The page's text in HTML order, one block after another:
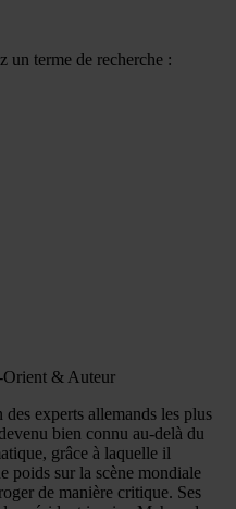
un terme de recherche :
& Auteur
experts allemands les plus
bien connu au-delà du
grâce à laquelle il
poids sur la scène mondiale
de manière critique. Ses